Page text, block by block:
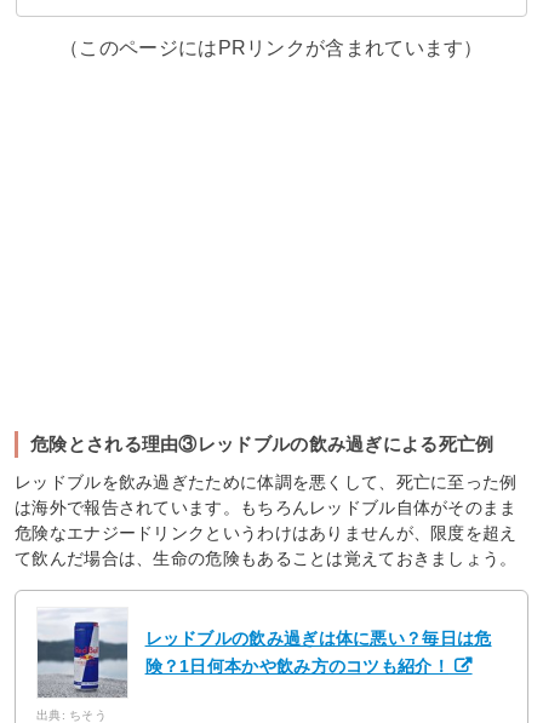
（このページにはPRリンクが含まれています）
危険とされる理由③レッドブルの飲み過ぎによる死亡例
レッドブルを飲み過ぎたために体調を悪くして、死亡に至った例
は海外で報告されています。もちろんレッドブル自体がそのまま
危険なエナジードリンクというわけはありませんが、限度を超え
て飲んだ場合は、生命の危険もあることは覚えておきましょう。
レッドブルの飲み過ぎは体に悪い？毎日は危
険？1日何本かや飲み方のコツも紹介！
出典: ちそう